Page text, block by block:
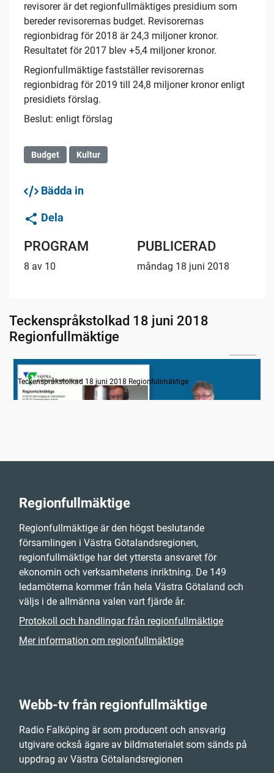
revisorer är det regionfullmäktiges presidium som
bereder revisorernas budget. Revisorernas
regionbidrag för 2018 är 24,3 miljoner kronor.
Resultatet för 2017 blev +5,4 miljoner kronor.
Regionfullmäktige fastställer revisorernas
regionbidrag för 2019 till 24,8 miljoner kronor enligt
presidiets förslag.
Beslut: enligt förslag
Budget Kultur
Bädda in
Dela
PROGRAM
8 av 10
PUBLICERAD
måndag 18 juni 2018
Teckenspråkstolkad 18 juni 2018
Regionfullmäktige
Information
Teckenspråkstolkad 18 juni 2018 Regionfullmäktige
Regionfullmäktige
Regionfullmäktige är den högst beslutande
församlingen i Västra Götalandsregionen,
regionfullmäktige har det yttersta ansvaret för
ekonomin och verksamhetens inriktning. De 149
ledamöterna kommer från hela Västra Götaland och
väljs i de allmänna valen vart fjärde år.
Protokoll och handlingar från regionfullmäktige
Mer information om regionfullmäktige
Webb-tv från regionfullmäktige
Radio Falköping är som producent och ansvarig
utgivare också ägare av bildmaterialet som sänds på
uppdrag av Västra Götalandsregionen